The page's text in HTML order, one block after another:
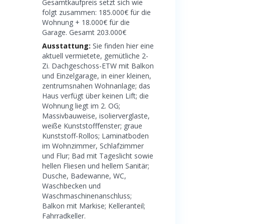
Gesamtkaufpreis setzt sich wie
folgt zusammen: 185.000€ für die
Wohnung + 18.000€ für die
Garage. Gesamt 203.000€
Ausstattung: Sie finden hier eine
aktuell vermietete, gemütliche 2-
Zi. Dachgeschoss-ETW mit Balkon
und Einzelgarage, in einer kleinen,
zentrumsnahen Wohnanlage; das
Haus verfügt über keinen Lift; die
Wohnung liegt im 2. OG;
Massivbauweise, isolierverglaste,
weiße Kunststofffenster; graue
Kunststoff-Rollos; Laminatboden
im Wohnzimmer, Schlafzimmer
und Flur; Bad mit Tageslicht sowie
hellen Fliesen und hellem Sanitär;
Dusche, Badewanne, WC,
Waschbecken und
Waschmaschinenanschluss;
Balkon mit Markise; Kelleranteil;
Fahrradkeller.